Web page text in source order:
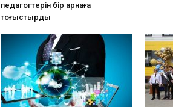
педагогтерін бір арнаға
тоғыстырды